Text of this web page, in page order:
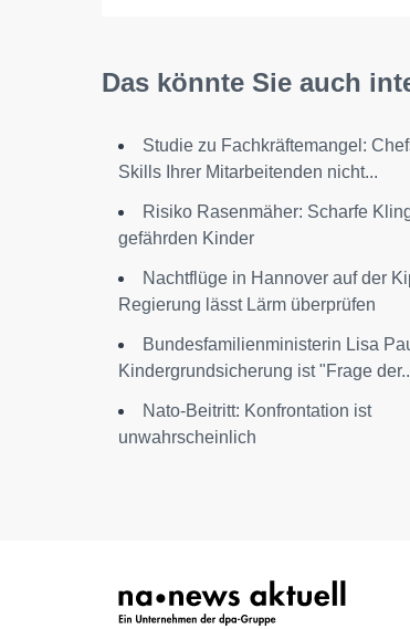
Das könnte Sie auch
Studie zu Fachkräftemangel:
Skills Ihrer Mitarbeitenden nicht...
Risiko Rasenmäher: Scharfe
gefährden Kinder
Nachtflüge in Hannover auf der
Regierung lässt Lärm überprüfen
Bundesfamilienministerin Lisa
Kindergrundsicherung ist "Frage
Nato-Beitritt: Konfrontation ist
unwahrscheinlich